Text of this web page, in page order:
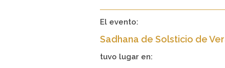
El evento:
Sadhana de Solsticio de
tuvo lugar en: